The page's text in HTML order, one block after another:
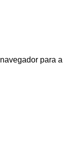
para a